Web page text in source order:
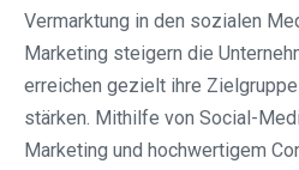
Vermarktung in den sozialen
Marketing steigern die
erreichen gezielt ihre
stärken. Mithilfe von Social-
Marketing und hochwertigem